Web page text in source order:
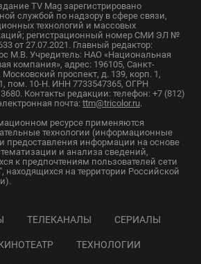
TV Mag зарегистрировано
службой по надзору в сфере связи,
технологий и массовых
регистрационный номер СМИ ЭЛ №
от 27.07.2021. Главный редактор:
М.В. Учредитель: НАО «Национальная
компания», адрес: 196105, Санкт-
Московский проспект, д. 139, корп. 1,
пом. 10-Н. ИНН 7733547365, ОГРН
Контакты редакции: телефон: +7 (812)
почта: ttm@tricolor.ru.
ресурсе применяются
технологии (информационные
предоставления информации на основе
и анализа сведений,
к предпочтениям пользователей сети
находящихся на территории Российской
ТЕЛЕКАНАЛЫ СЕРИАЛЫ
ТЕХНОЛОГИИ